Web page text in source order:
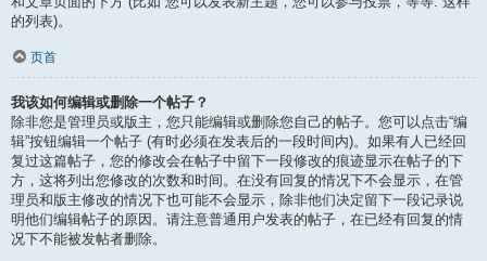
的列表)。
页首
我该如何编辑或删除一个帖子？
除非您是管理员或版主，您只能编辑或删除您自己的帖子。您可以点击“编
辑”按钮编辑一个帖子 (有时必须在发表后的一段时间内)。如果有人已经回
复过这篇帖子，您的修改会在帖子中留下一段修改的痕迹显示在帖子的下
方，这将列出您修改的次数和时间。在没有回复的情况下不会显示，在管
理员和版主修改的情况下也可能不会显示，除非他们决定留下一段记录说
明他们编辑帖子的原因。请注意普通用户发表的帖子，在已经有回复的情
况下不能被发帖者删除。